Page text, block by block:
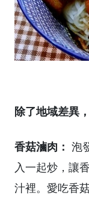
除了地域差異
香菇滷肉： 泡
入一起炒，讓
汁裡。愛吃香